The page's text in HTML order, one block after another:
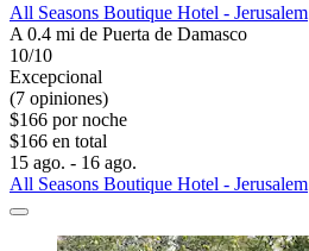
All Seasons Boutique Hotel - Jerusalem
A 0.4 mi de Puerta de Damasco
10/10
Excepcional
(7 opiniones)
$166 por noche
$166 en total
15 ago. - 16 ago.
All Seasons Boutique Hotel - Jerusalem